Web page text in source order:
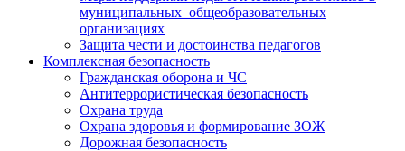
муниципальных общеобразовательных
организациях
Защита чести и достоинства педагогов
Комплексная безопасность
Гражданская оборона и ЧС
Антитеррористическая безопасность
Охрана труда
Охрана здоровья и формирование ЗОЖ
Дорожная безопасность